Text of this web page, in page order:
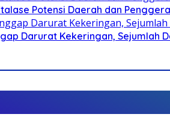
Potensi Daerah dan
Darurat Kekeringan, Sejumlah